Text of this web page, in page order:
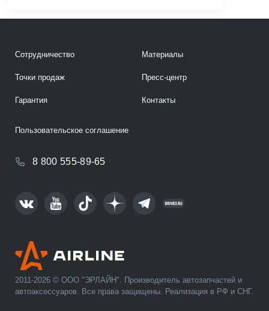
2011-2026 © ООО "ЭРЛАЙН". Производитель автозапчастей и
автоаксессуаров. Все права защищены. Реализация в РФ и СНГ.
Сотрудничество
Точки продаж
Гарантия
Материалы
Пресс-центр
Контакты
8 800 555-89-65
Пользовательское соглашение